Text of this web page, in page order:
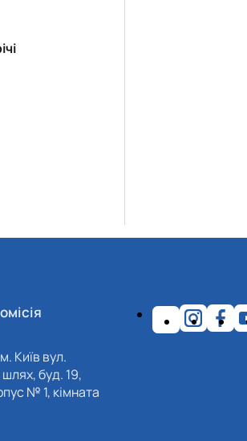
Київ вул.
буд. 19,
№ 1, кімната